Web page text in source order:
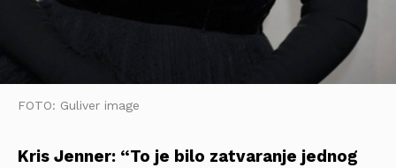
FOTO: Guliver image
Kris Jenner: “To je bilo zatvaranje jednog